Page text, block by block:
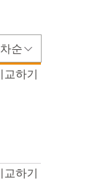
순
교하기
교하기